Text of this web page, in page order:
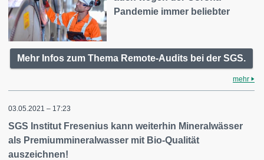
Pandemie immer beliebter
Mehr Infos zum Thema Remote-Audits bei der SGS.
mehr
03.05.2021 – 17:23
SGS Institut Fresenius kann weiterhin Mineralwässer
als Premiummineralwasser mit Bio-Qualität
auszeichnen!